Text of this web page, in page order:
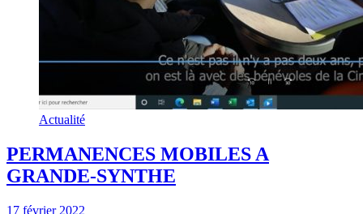
Actualité
PERMANENCES MOBILES A
GRANDE-SYNTHE
17 février 2022